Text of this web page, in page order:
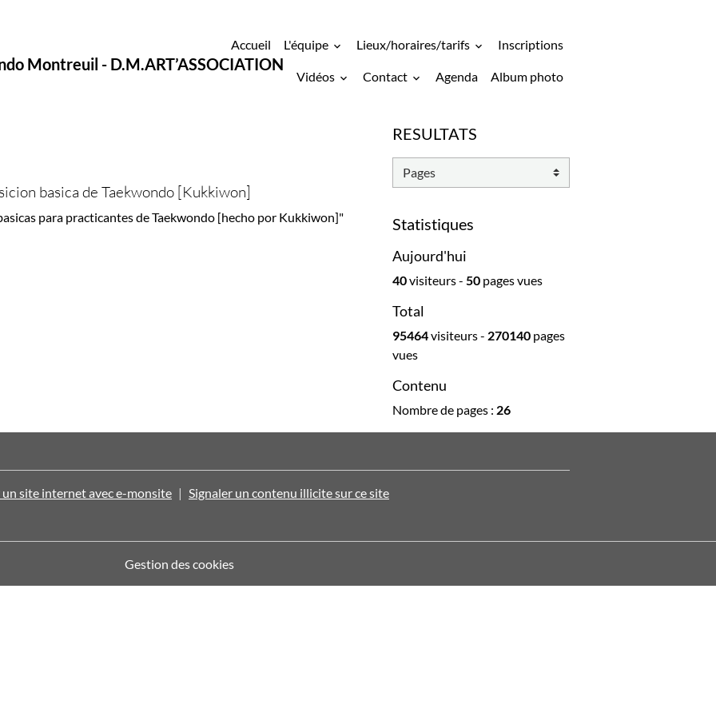
Montreuil - D.M.ART’ASSOCIATION
Accueil L'équipe Lieux/horaires/tarifs Inscriptions
Vidéos Contact Agenda Album photo
basica de Taekwondo [Kukkiwon]
para practicantes de Taekwondo [hecho por Kukkiwon]"
RESULTATS
Statistiques
Aujourd'hui
40visiteurs - 50 pages vues
Total
95464visiteurs - 270140 pages
vues
Contenu
Nombre de pages : 26
un site internet avec e-monsite Signaler un contenu illicite sur ce site
Gestion des cookies